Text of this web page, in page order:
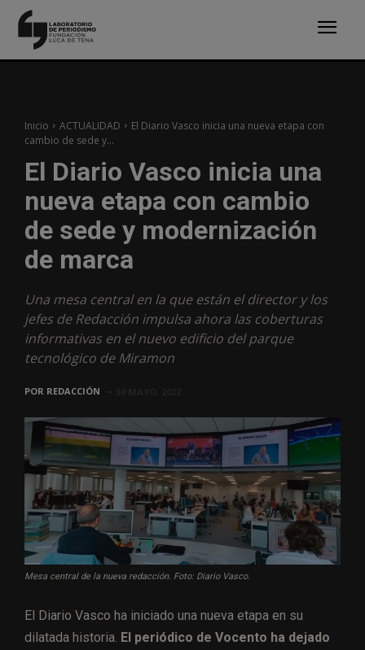
Inicio ACTUALIDAD
El Diario Vasco inicia una nueva etapa con
cambio de sede y...
El Diario Vasco inicia una
nueva etapa con cambio
de sede y modernización
de marca
Una mesa central en la que están el director y los
jefes de Redacción impulsa ahora las coberturas
informativas en el nuevo edificio del parque
tecnológico de Miramon
POR REDACCIÓN
Mesa central de la nueva redacción. Foto: Diario Vasco.
El Diario Vasco ha iniciado una nueva etapa en su
dilatada historia. El periódico de Vocento ha dejado